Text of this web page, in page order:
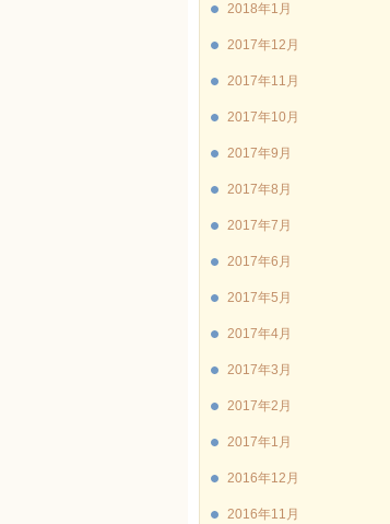
2018年1月
2017年12月
2017年11月
2017年10月
2017年9月
2017年8月
2017年7月
2017年6月
2017年5月
2017年4月
2017年3月
2017年2月
2017年1月
2016年12月
2016年11月